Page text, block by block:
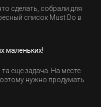
сделать, собрали для
список Must Do в
маленьких!
та еще задача. На месте
нужно продумать